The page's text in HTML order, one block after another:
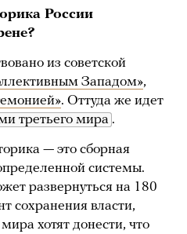
России
из советской
Западом»,
. Оттуда же идет
третьего мира .
— это сборная
системы.
развернуться на 180
сохранения власти,
хотят донести, что